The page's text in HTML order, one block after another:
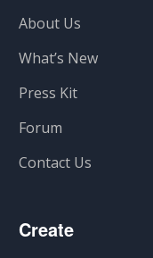
About Us
What’s New
Press Kit
Forum
Contact Us
Create